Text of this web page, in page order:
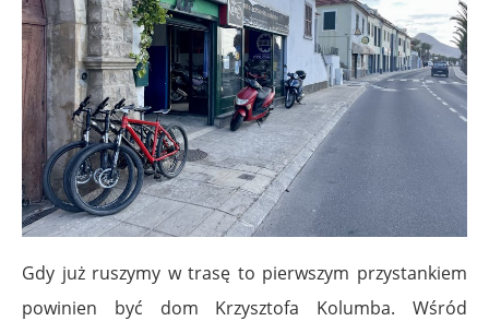
Gdy już ruszymy w trasę to pierwszym przystankiem
powinien być dom Krzysztofa Kolumba. Wśród